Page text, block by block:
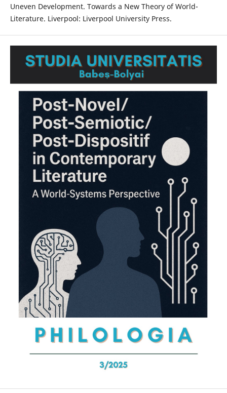
Uneven Development. Towards a New Theory of World-
Literature. Liverpool: Liverpool University Press.